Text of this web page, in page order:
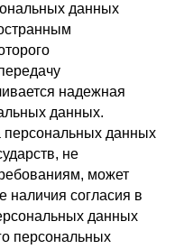
данных
надежная
данных.
персональных данных
не
может
наличия согласия в
данных
персональных